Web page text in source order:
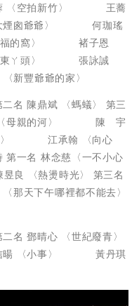
蓉 〈空拍新竹〉 王蕎
煙囪爺爺〉 何珈瑤
福的窩〉 褚子恩
東ㄚ頭〉 張詠誠
豐爺爺的家〉
名 陳鼎斌 〈螞蟻〉 第三
〈母親的河〉 陳 宇
〉 江承翰 〈向心
名 林念慈〈一不小心
良 〈熱燙時光〉 第三名
那天下午哪裡都不能去〉
名 鄧晴心 〈世紀廢青〉
信暘 〈小事〉 黃丹琪